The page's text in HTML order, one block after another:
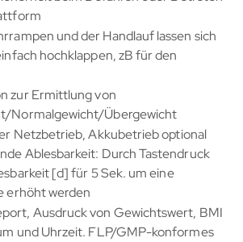
und der Handlauf lassen sich
hochklappen, zB für den
zur Ermittlung von
Normalgewicht/Übergewicht
Netzbetrieb, Akkubetrieb optional
Ablesbarkeit: Durch Tastendruck
[d] für 5 Sek. um eine
erhöht werden
Ausdruck von Gewichtswert, BMI
und Uhrzeit. FLP/GMP-konformes